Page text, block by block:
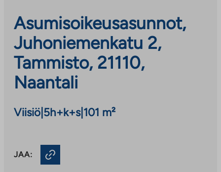
Asumisoikeusasunnot,
Juhoniemenkatu 2,
Tammisto, 21110,
Naantali
Viisiö 5h+k+s| 101 m²
JAA: